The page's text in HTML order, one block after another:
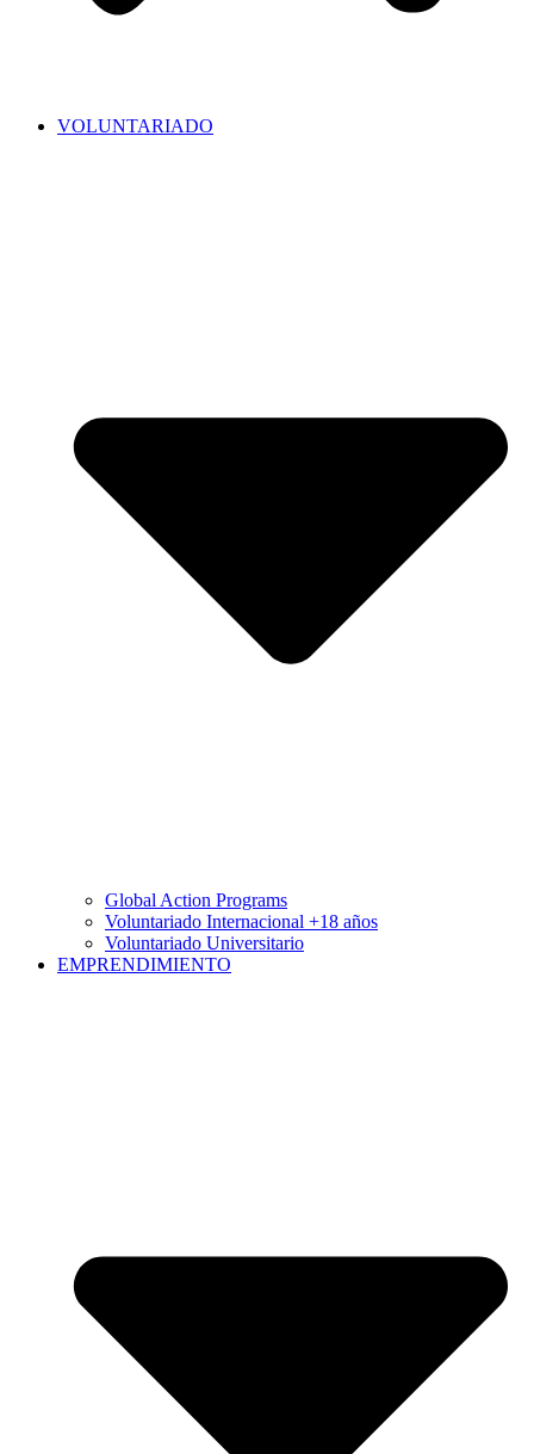
VOLUNTARIADO
Global Action Programs
Voluntariado Internacional +18 años
Voluntariado Universitario
EMPRENDIMIENTO